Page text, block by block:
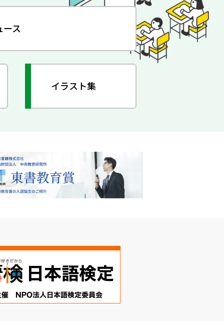
ース
イラスト集